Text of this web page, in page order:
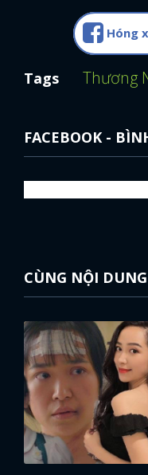
Hóng
Tags Thương
FACEBOOK -
CÙNG NỘI DUNG